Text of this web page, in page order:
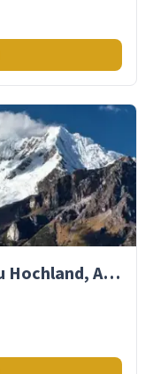
Peru Reiseführer – Tipps zu Hochland, Amazonas & Inka-Erbe